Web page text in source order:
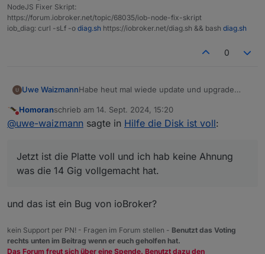
NodeJS Fixer Skript:
https://forum.iobroker.net/topic/68035/iob-node-fix-skript
iob_diag: curl -sLf -o diag.sh https://iobroker.net/diag.sh && bash diag.sh
0
Uwe WaizmannHabe heut mal wiede update und upgrade
Jetzt ist die Platte voll und ich hab keine
Ahnung was die 14 Gig vollgemacht hat.
$ df -h
Dateisystem    Gr▒▒e Benutzt Verf.
tmpfs           3,9G       0  3,9G    0%
tmpfs           1,6G    1,3M  1,6G
pi@whome:/var/lib $ sudo ncdu /
ncdu 1.15.1 ~ Use the arrow keys to
--- /
    3,4 GiB [#####     ] /usr
    2,0 GiB [###       ] /home
   50,2 MiB [          ] /boot
   26,1 MiB [          ] /root
Wie kann ich herrausfinden was gelöscht
Plattform
linux
linux
Architektur
Nicht stören
Homoranschrieb am 14. Sept. 2024, 15:20
zuletzt editiert von
@uwe-waizmann sagte in Hilfe die Disk ist voll:
Jetzt ist die Platte voll und ich hab keine Ahnung
was die 14 Gig vollgemacht hat.
und das ist ein Bug von ioBroker?
kein Support per PN! - Fragen im Forum stellen - Benutzt das Voting
rechts unten im Beitrag wenn er euch geholfen hat.
Das Forum freut sich über eine Spende. Benutzt dazu den